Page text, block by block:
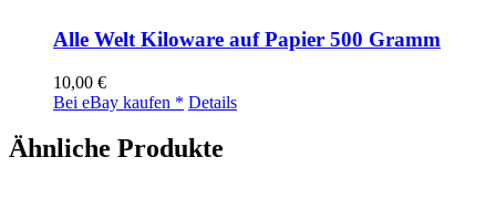
Alle Welt Kiloware auf Papier 500 Gramm
10,00 €
Bei eBay kaufen * Details
Ähnliche Produkte